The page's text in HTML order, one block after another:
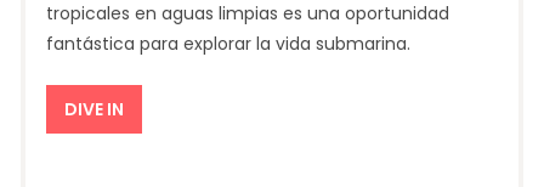
tropicales en aguas limpias es una oportunidad
fantástica para explorar la vida submarina.
DIVE IN